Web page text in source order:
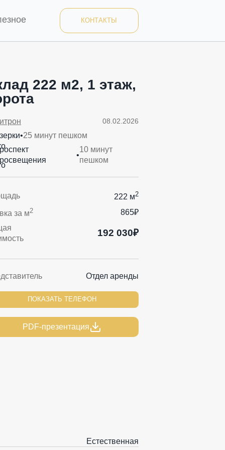
КОНТАКТЫ
222 м2, 1 этаж,
08.02.2026
•25 минут пешком
•
10 минут
пешком
222 м2
за м2
865₽
192 030₽
Отдел аренды
ПОКАЗАТЬ ТЕЛЕФОН
PDF-презентация
Естественная